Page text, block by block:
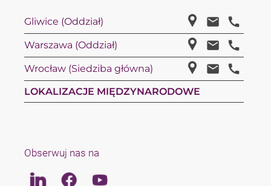
Gliwice (Oddział)
Warszawa (Oddział)
Wrocław (Siedziba główna)
LOKALIZACJE MIĘDZYNARODOWE
Obserwuj nas na
LinkedinFacebookYoutube